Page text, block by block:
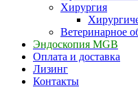
Хирургия
Ветеринарное
Эндоскопия MGB
Оплата и доставка
Лизинг
Контакты